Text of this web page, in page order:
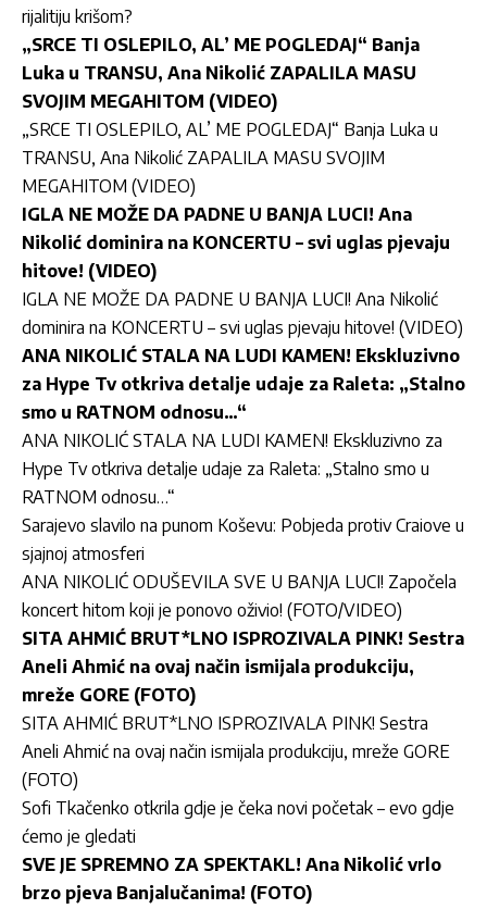
rijalitiju krišom?
„SRCE TI OSLEPILO, AL’ ME POGLEDAJ“ Banja
Luka u TRANSU, Ana Nikolić ZAPALILA MASU
SVOJIM MEGAHITOM (VIDEO)
„SRCE TI OSLEPILO, AL’ ME POGLEDAJ“ Banja Luka u
TRANSU, Ana Nikolić ZAPALILA MASU SVOJIM
MEGAHITOM (VIDEO)
IGLA NE MOŽE DA PADNE U BANJA LUCI! Ana
Nikolić dominira na KONCERTU – svi uglas pjevaju
hitove! (VIDEO)
IGLA NE MOŽE DA PADNE U BANJA LUCI! Ana Nikolić
dominira na KONCERTU – svi uglas pjevaju hitove! (VIDEO)
ANA NIKOLIĆ STALA NA LUDI KAMEN! Ekskluzivno
za Hype Tv otkriva detalje udaje za Raleta: „Stalno
smo u RATNOM odnosu…“
ANA NIKOLIĆ STALA NA LUDI KAMEN! Ekskluzivno za
Hype Tv otkriva detalje udaje za Raleta: „Stalno smo u
RATNOM odnosu…“
Sarajevo slavilo na punom Koševu: Pobjeda protiv Craiove u
sjajnoj atmosferi
ANA NIKOLIĆ ODUŠEVILA SVE U BANJA LUCI! Započela
koncert hitom koji je ponovo oživio! (FOTO/VIDEO)
SITA AHMIĆ BRUT*LNO ISPROZIVALA PINK! Sestra
Aneli Ahmić na ovaj način ismijala produkciju,
mreže GORE (FOTO)
SITA AHMIĆ BRUT*LNO ISPROZIVALA PINK! Sestra
Aneli Ahmić na ovaj način ismijala produkciju, mreže GORE
(FOTO)
Sofi Tkačenko otkrila gdje je čeka novi početak – evo gdje
ćemo je gledati
SVE JE SPREMNO ZA SPEKTAKL! Ana Nikolić vrlo
brzo pjeva Banjalučanima! (FOTO)